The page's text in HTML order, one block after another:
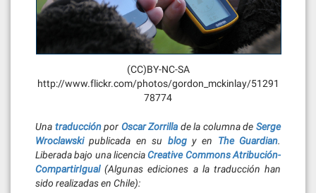
(CC)BY-NC-SA
http://www.flickr.com/photos/gordon_mckinlay/51291
78774
Una traducciónpor Oscar Zorrilla de la columna deSerge
Wroclawskipublicada en su blogy en The Guardian.
Liberada bajo una licenciaCreative Commons Atribución-
CompartirIgual(Algunas ediciones a la traducción han
sido realizadas en Chile):